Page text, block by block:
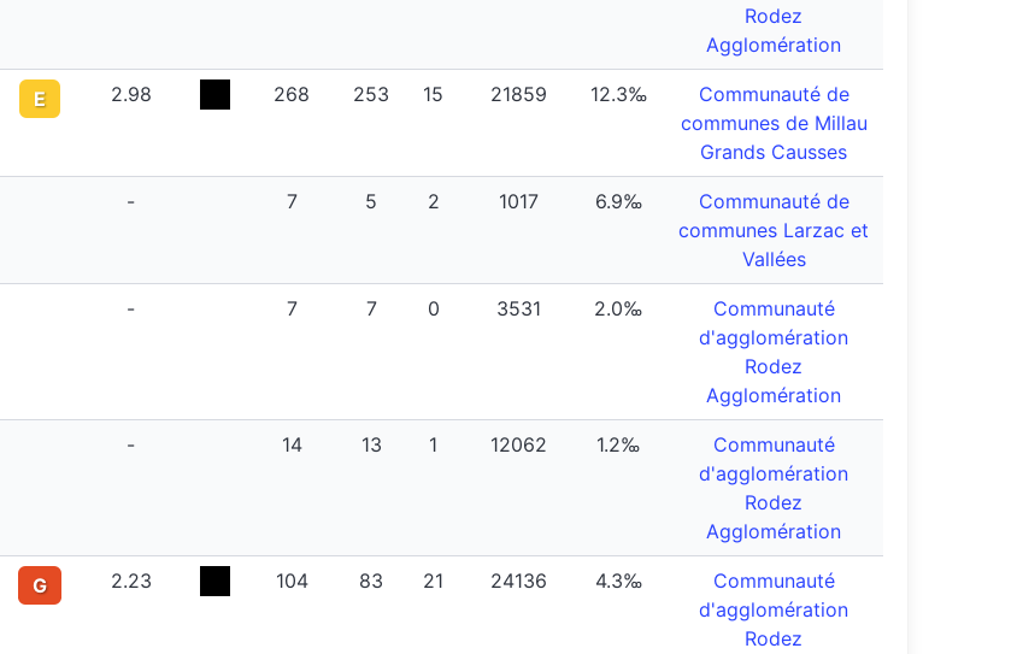
Rodez
Agglomération
E 2.98 268 253 15 21859 12.3‰
Communauté de
communes de Millau
Grands Causses
- 7 5 2 1017 6.9‰
Communauté de
communes Larzac et
Vallées
- 7 7 0 3531 2.0‰
Communauté
d'agglomération
Rodez
Agglomération
- 14 13 1 12062 1.2‰
Communauté
d'agglomération
Rodez
Agglomération
G 2.23 104 83 21 24136 4.3‰
Communauté
d'agglomération
Rodez